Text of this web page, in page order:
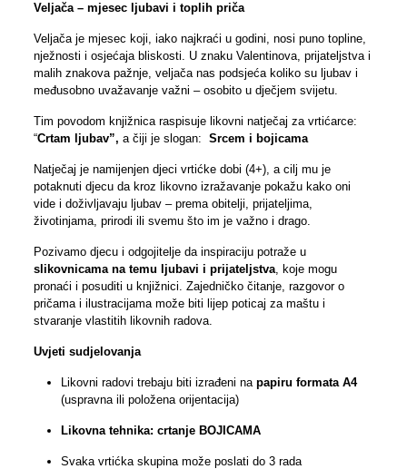
Veljača – mjesec ljubavi i toplih priča
Veljača je mjesec koji, iako najkraći u godini, nosi puno topline,
nježnosti i osjećaja bliskosti. U znaku Valentinova, prijateljstva i
malih znakova pažnje, veljača nas podsjeća koliko su ljubav i
međusobno uvažavanje važni – osobito u dječjem svijetu.
Tim povodom knjižnica raspisuje likovni natječaj za vrtićarce:
“Crtam ljubav”, a čiji je slogan: Srcem i bojicama
Natječaj je namijenjen djeci vrtićke dobi (4+), a cilj mu je
potaknuti djecu da kroz likovno izražavanje pokažu kako oni
vide i doživljavaju ljubav – prema obitelji, prijateljima,
životinjama, prirodi ili svemu što im je važno i drago.
Pozivamo djecu i odgojitelje da inspiraciju potraže u
slikovnicama na temu ljubavi i prijateljstva, koje mogu
pronaći i posuditi u knjižnici. Zajedničko čitanje, razgovor o
pričama i ilustracijama može biti lijep poticaj za maštu i
stvaranje vlastitih likovnih radova.
Uvjeti sudjelovanja
Likovni radovi trebaju biti izrađeni na papiru formata A4
(uspravna ili položena orijentacija)
Likovna tehnika: crtanje BOJICAMA
Svaka vrtićka skupina može poslati do 3 rada